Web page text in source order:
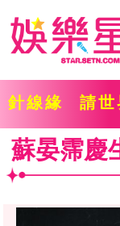
針線緣 請世
蘇晏霈慶